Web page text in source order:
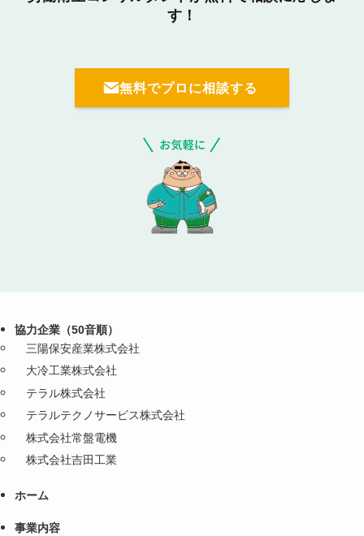
す！
無料でプロに相談する
協力企業（50音順）
三陽保安産業株式会社
大冷工業株式会社
テラル株式会社
テラルテクノサービス株式会社
株式会社常盤電機
株式会社吉田工業
ホーム
事業内容